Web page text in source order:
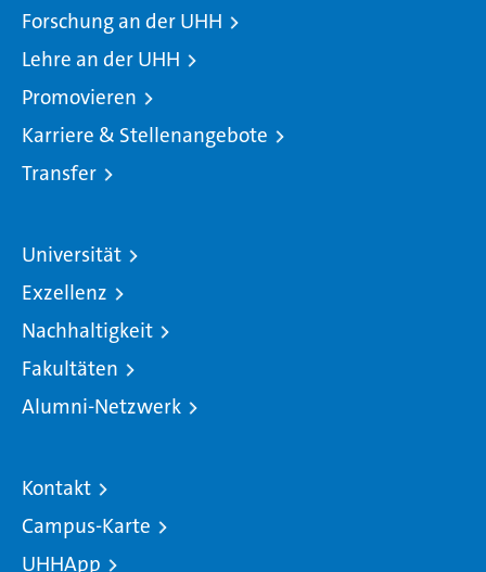
Forschung an der UHH
Lehre an der UHH
Promovieren
Karriere & Stellenangebote
Transfer
Universität
Exzellenz
Nachhaltigkeit
Fakultäten
Alumni-Netzwerk
Kontakt
Campus-Karte
UHHApp